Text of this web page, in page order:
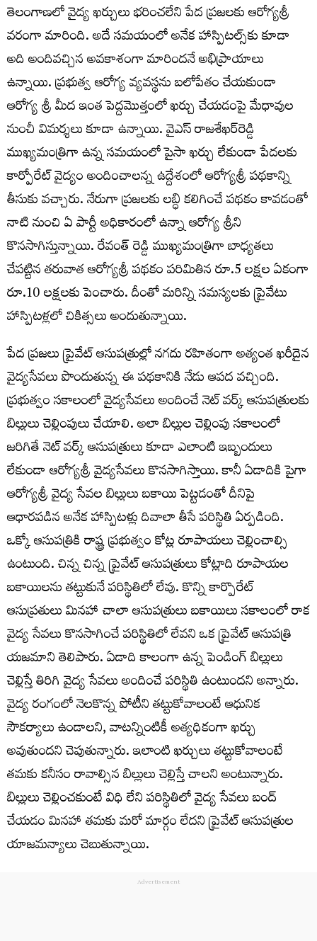
తెలంగాణ‌లో వైద్య ఖ‌ర్చులు భ‌రించ‌లేని పేద ప్ర‌జ‌ల‌కు ఆరోగ్య‌శ్రీ
వరంగా మారింది. అదే సమయంలో అనేక హాస్పిటల్స్‌కు కూడా
అది అందివచ్చిన అవకాశంగా మారిందనే అభిప్రాయాలు
ఉన్నాయి. ప్రభుత్వ ఆరోగ్య వ్యవస్థను బలోపేతం చేయకుండా
ఆరోగ్య శ్రీ మీద ఇంత పెద్దమొత్తంలో ఖర్చు చేయడంపై మేధావుల
నుంచీ విమర్శలు కూడా ఉన్నాయి. వైఎస్ రాజ‌శేఖ‌ర్‌రెడ్డి
ముఖ్య‌మంత్రిగా ఉన్న స‌మ‌యంలో పైసా ఖ‌ర్చు లేకుండా పేద‌ల‌కు
కార్పోరేట్ వైద్యం అందించాల‌న్న ఉద్దేశంలో ఆరోగ్య‌శ్రీ ప‌థ‌కాన్ని
తీసుకు వ‌చ్చారు. నేరుగా ప్రజలకు లబ్ధి కలిగించే పథకం కావడంతో
నాటి నుంచి ఏ పార్టీ అధికారంలో ఉన్నా ఆరోగ్య శ్రీని
కొన‌సాగిస్తున్నాయి. రేవంత్ రెడ్డి ముఖ్య‌మంత్రిగా బాధ్య‌త‌లు
చేప‌ట్టిన త‌రువాత ఆరోగ్య‌శ్రీ ప‌థ‌కం పరిమితిన రూ.5 ల‌క్ష‌ల ఏకంగా
రూ.10 ల‌క్ష‌ల‌కు పెంచారు. దీంతో మ‌రిన్ని సమస్యలకు ప్రైవేటు
హాస్పిటళ్లలో చికిత్సలు అందుతున్నాయి.
పేద ప్ర‌జ‌లు ప్రైవేట్ ఆసుప‌త్రుల్లో న‌గ‌దు ర‌హితంగా అత్యంత ఖ‌రీదైన
వైద్య‌సేవ‌లు పొందుతున్న ఈ పథకానికి నేడు ఆప‌ద వ‌చ్చింది.
ప్ర‌భుత్వం స‌కాలంలో వైద్య‌సేవ‌లు అందించే నెట్ వ‌ర్క్ ఆసుప‌త్రుల‌కు
బిల్లులు చెల్లింపులు చేయాలి. అలా బిల్లుల చెల్లింపు స‌కాలంలో
జ‌రిగితే నెట్ వ‌ర్క్ ఆసుప‌త్రులు కూడా ఎలాంటి ఇబ్బందులు
లేకుండా ఆరోగ్య‌శ్రీ వైద్య‌సేవ‌లు కొన‌సాగిస్తాయి. కానీ ఏడాదికి పైగా
ఆరోగ్య‌శ్రీ వైద్య సేవ‌ల బిల్లులు బకాయి పెట్టడంతో దీనిపై
ఆధారపడిన అనేక హాస్పిటళ్లు దివాలా తీసే ప‌రిస్థితి ఏర్ప‌డింది.
ఒక్కో ఆసుప‌త్రికి రాష్ట్ర ప్ర‌భుత్వం కోట్ల రూపాయ‌లు చెల్లించాల్సి
ఉంటుంది. చిన్న చిన్న ప్రైవేట్ ఆసుప‌త్రులు కోట్లాది రూపాయ‌ల
బ‌కాయిల‌ను త‌ట్టుకునే ప‌రిస్థితిలో లేవు. కొన్ని కార్పొరేట్
ఆసుప్ర‌తులు మిన‌హా చాలా ఆసుప‌త్రులు బ‌కాయిలు స‌కాలంలో రాక
వైద్య సేవ‌లు కొన‌సాగించే ప‌రిస్థితిలో లేవ‌ని ఒక ప్రైవేట్ ఆసుప‌త్రి
య‌జ‌మాని తెలిపారు. ఏడాది కాలంగా ఉన్న పెండింగ్ బిల్లులు
చెల్లిస్తే తిరిగి వైద్య సేవ‌లు అందించే ప‌రిస్థితి ఉంటుంద‌ని అన్నారు.
వైద్య రంగంలో నెల‌కొన్న పోటీని త‌ట్టుకోవాలంటే ఆధునిక
సౌక‌ర్యాలు ఉండాల‌ని, వాట‌న్నింటికీ అత్య‌ధికంగా ఖ‌ర్చు
అవుతుంద‌ని చెపుతున్నారు. ఇలాంటి ఖ‌ర్చులు త‌ట్టుకోవాలంటే
తమకు కనీసం రావాల్సిన బిల్లులు చెల్లిస్తే చాల‌ని అంటున్నారు.
బిల్లులు చెల్లించ‌కుంటే విధి లేని ప‌రిస్థితిలో వైద్య సేవ‌లు బంద్
చేయ‌డం మిన‌హా త‌మ‌కు మ‌రో మార్గం లేద‌ని ప్రైవేట్ ఆసుప‌త్రుల
యాజమన్యాలు చెబుతున్నాయి.